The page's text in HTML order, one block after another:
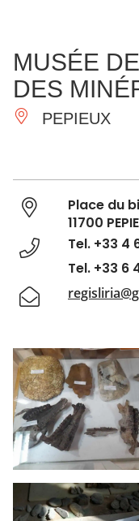
IMPRESCINDIBLES
MUSÉE
DES
PEPIEUX
Place du
11700
Tel. +33 4
Tel. +33 6